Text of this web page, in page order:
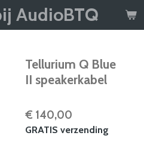
AudioBTQ
Tellurium Q Blue
II speakerkabel
€ 140,00
GRATIS verzending